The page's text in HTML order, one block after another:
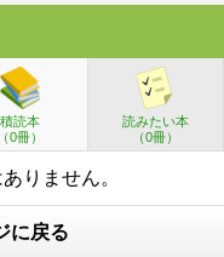
積読本
（0冊）
読みたい本
（0冊）
りません。
に戻る